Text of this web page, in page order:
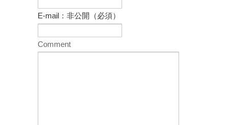
E-mail：非公開（必須）
Comment